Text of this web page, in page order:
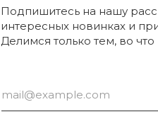
Подпишитесь на нашу
интересных новинках и
Делимся только тем, во